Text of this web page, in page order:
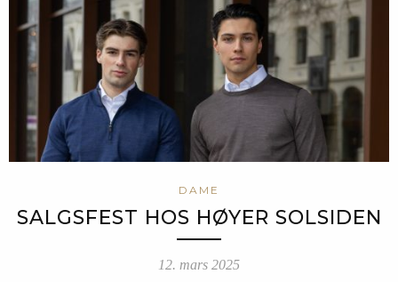
DAME
SALGSFEST HOS HØYER SOLSIDEN
12. mars 2025